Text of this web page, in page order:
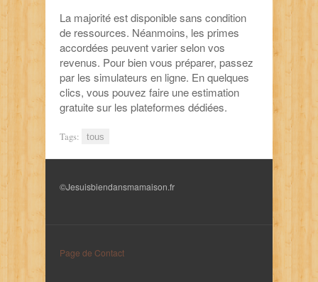
La majorité est disponible sans condition
de ressources. Néanmoins, les primes
accordées peuvent varier selon vos
revenus. Pour bien vous préparer, passez
par les simulateurs en ligne. En quelques
clics, vous pouvez faire une estimation
gratuite sur les plateformes dédiées.
Tags: tous
©Jesuisbiendansmamaison.fr
Page de Contact